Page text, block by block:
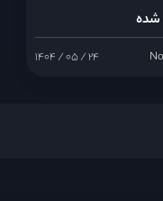
شده
۱۴۰۴ / ۰۵ / ۲۴